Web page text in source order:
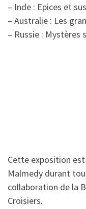
– Inde : Epices et
– Australie : Les
– Russie : Mystères
Cette exposition
Malmedy durant
collaboration de la
Croisiers.